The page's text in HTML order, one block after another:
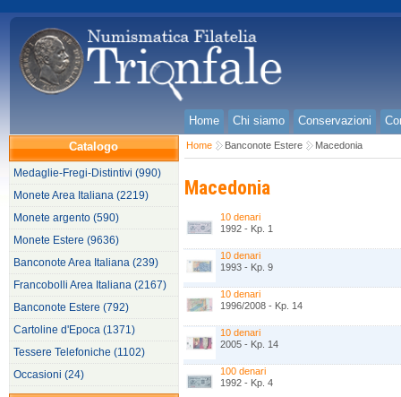
Home Chi siamo Conservazioni
Catalogo
Medaglie-Fregi-Distintivi (990)
Monete Area Italiana (2219)
Monete argento (590)
Monete Estere (9636)
Banconote Area Italiana (239)
Francobolli Area Italiana (2167)
Banconote Estere (792)
Cartoline d'Epoca (1371)
Tessere Telefoniche (1102)
Occasioni (24)
Home Banconote Estere Macedonia
Macedonia
10 denari
1992 - Kp. 1
10 denari
1993 - Kp. 9
10 denari
1996/2008 - Kp. 14
10 denari
2005 - Kp. 14
100 denari
1992 - Kp. 4